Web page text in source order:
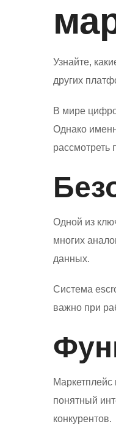
Узнайте,
других
В мире
Однако
рассмотреть
Одной из
многих
данных.
Система
важно при
Маркетплейс
понятный
конкурентов.